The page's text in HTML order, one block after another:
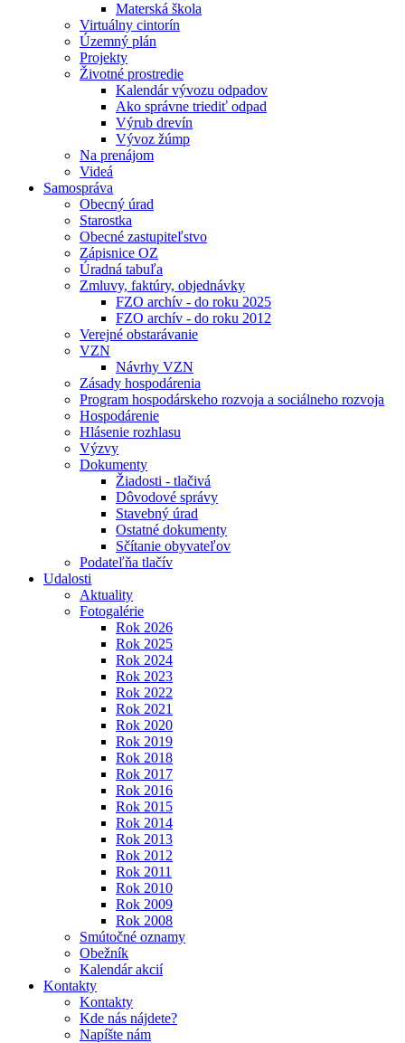
Materská škola
Virtuálny cintorín
Územný plán
Projekty
Životné prostredie
Kalendár vývozu odpadov
Ako správne triediť odpad
Výrub drevín
Vývoz žúmp
Na prenájom
Videá
Samospráva
Obecný úrad
Starostka
Obecné zastupiteľstvo
Zápisnice OZ
Úradná tabuľa
Zmluvy, faktúry, objednávky
FZO archív - do roku 2025
FZO archív - do roku 2012
Verejné obstarávanie
VZN
Návrhy VZN
Zásady hospodárenia
Program hospodárskeho rozvoja a sociálneho rozvoja
Hospodárenie
Hlásenie rozhlasu
Výzvy
Dokumenty
Žiadosti - tlačivá
Dôvodové správy
Stavebný úrad
Ostatné dokumenty
Sčítanie obyvateľov
Podateľňa tlačív
Udalosti
Aktuality
Fotogalérie
Rok 2026
Rok 2025
Rok 2024
Rok 2023
Rok 2022
Rok 2021
Rok 2020
Rok 2019
Rok 2018
Rok 2017
Rok 2016
Rok 2015
Rok 2014
Rok 2013
Rok 2012
Rok 2011
Rok 2010
Rok 2009
Rok 2008
Smútočné oznamy
Obežník
Kalendár akcií
Kontakty
Kontakty
Kde nás nájdete?
Napíšte nám